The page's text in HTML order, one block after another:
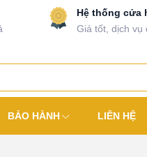
Hệ thống cửa
Giá tốt, dịch vụ
BẢO HÀNH LIÊN HỆ